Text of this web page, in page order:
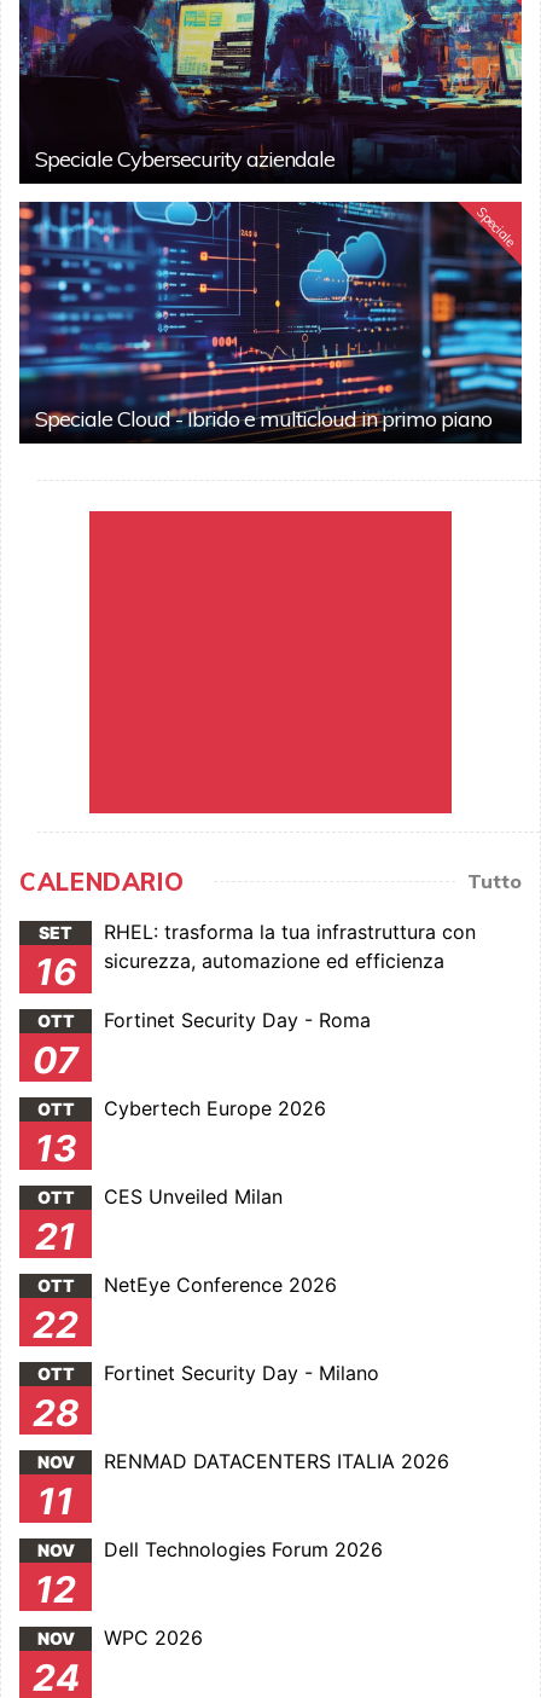
Speciale Cybersecurity aziendale
Speciale
Speciale Cloud - Ibrido e multicloud in primo piano
CALENDARIO Tutto
SET
16
RHEL: trasforma la tua infrastruttura con
sicurezza, automazione ed efficienza
OTT
07
Fortinet Security Day - Roma
OTT
13
Cybertech Europe 2026
OTT
21
CES Unveiled Milan
OTT
22
NetEye Conference 2026
OTT
28
Fortinet Security Day - Milano
NOV
11
RENMAD DATACENTERS ITALIA 2026
NOV
12
Dell Technologies Forum 2026
NOV
24
WPC 2026